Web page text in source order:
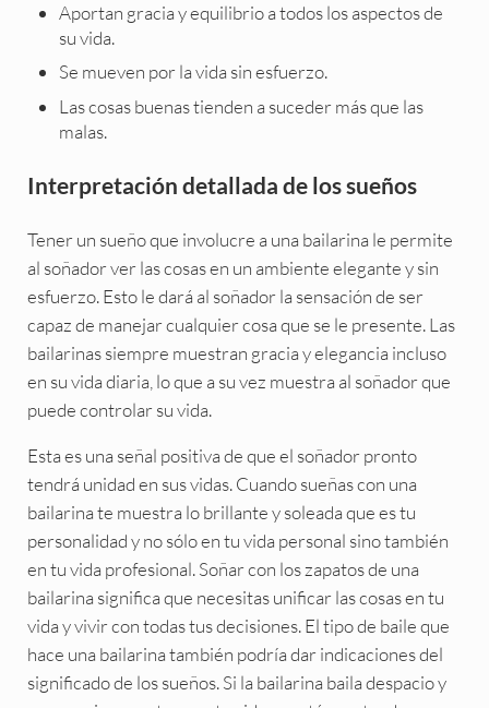
Aportan gracia y equilibrio a todos los aspectos de
su vida.
Se mueven por la vida sin esfuerzo.
Las cosas buenas tienden a suceder más que las
malas.
Interpretación detallada de los sueños
Tener un sueño que involucre a una bailarina le permite
al soñador ver las cosas en un ambiente elegante y sin
esfuerzo. Esto le dará al soñador la sensación de ser
capaz de manejar cualquier cosa que se le presente. Las
bailarinas siempre muestran gracia y elegancia incluso
en su vida diaria, lo que a su vez muestra al soñador que
puede controlar su vida.
Esta es una señal positiva de que el soñador pronto
tendrá unidad en sus vidas. Cuando sueñas con una
bailarina te muestra lo brillante y soleada que es tu
personalidad y no sólo en tu vida personal sino también
en tu vida profesional. Soñar con los zapatos de una
bailarina significa que necesitas unificar las cosas en tu
vida y vivir con todas tus decisiones. El tipo de baile que
hace una bailarina también podría dar indicaciones del
significado de los sueños. Si la bailarina baila despacio y